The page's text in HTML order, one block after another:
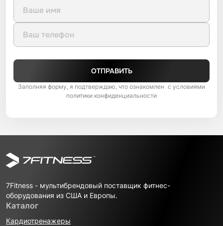
ОТПРАВИТЬ
Заполняя форму, я подтверждаю, что ознакомлен с условиями
политики конфиденциальности
7Fitness - мультибрендовый поставщик фитнес-
оборудования из США и Европы.
Каталог
Кардиотренажеры